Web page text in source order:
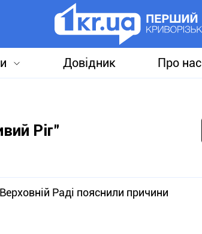
Довідник Про нас
Ріг"
Раді пояснили причини